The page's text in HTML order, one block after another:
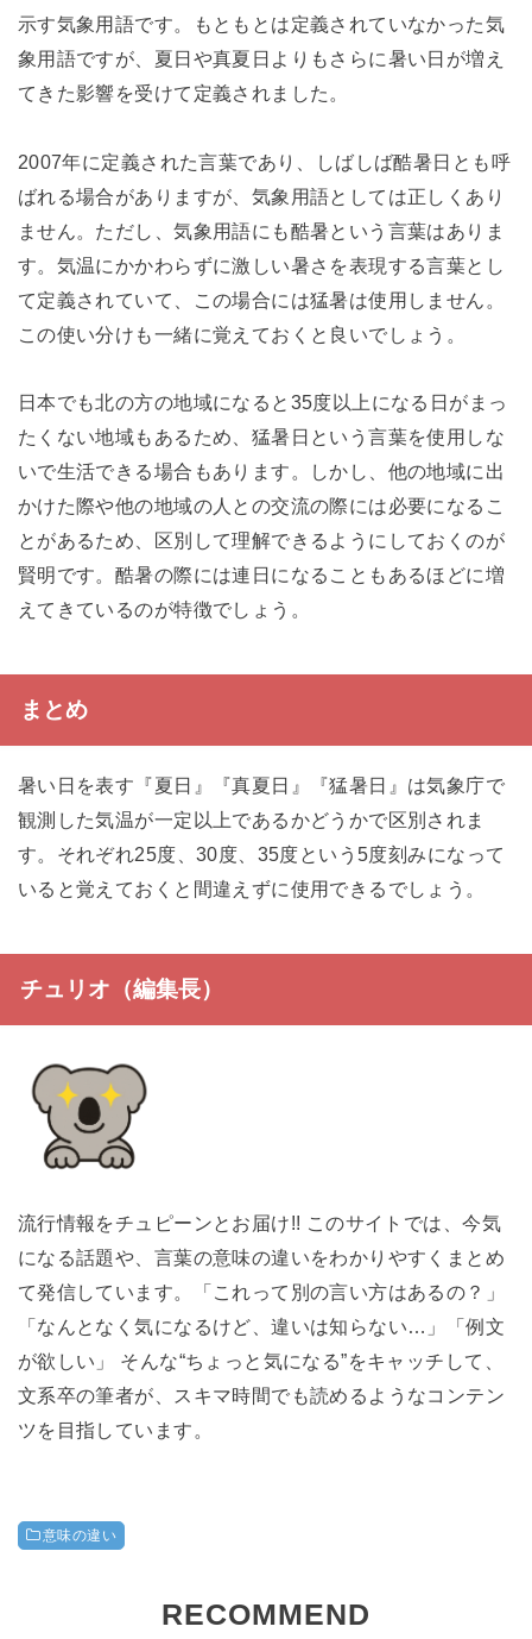
示す気象用語です。もともとは定義されていなかった気
象用語ですが、夏日や真夏日よりもさらに暑い日が増え
てきた影響を受けて定義されました。
2007年に定義された言葉であり、しばしば酷暑日とも呼
ばれる場合がありますが、気象用語としては正しくあり
ません。ただし、気象用語にも酷暑という言葉はありま
す。気温にかかわらずに激しい暑さを表現する言葉とし
て定義されていて、この場合には猛暑は使用しません。
この使い分けも一緒に覚えておくと良いでしょう。
日本でも北の方の地域になると35度以上になる日がまっ
たくない地域もあるため、猛暑日という言葉を使用しな
いで生活できる場合もあります。しかし、他の地域に出
かけた際や他の地域の人との交流の際には必要になるこ
とがあるため、区別して理解できるようにしておくのが
賢明です。酷暑の際には連日になることもあるほどに増
えてきているのが特徴でしょう。
まとめ
暑い日を表す『夏日』『真夏日』『猛暑日』は気象庁で
観測した気温が一定以上であるかどうかで区別されま
す。それぞれ25度、30度、35度という5度刻みになって
いると覚えておくと間違えずに使用できるでしょう。
チュリオ（編集長）
流行情報をチュピーンとお届け!! このサイトでは、今気
になる話題や、言葉の意味の違いをわかりやすくまとめ
て発信しています。「これって別の言い方はあるの？」
「なんとなく気になるけど、違いは知らない…」「例文
が欲しい」 そんな“ちょっと気になる”をキャッチして、
文系卒の筆者が、スキマ時間でも読めるようなコンテン
ツを目指しています。
意味の違い
RECOMMEND